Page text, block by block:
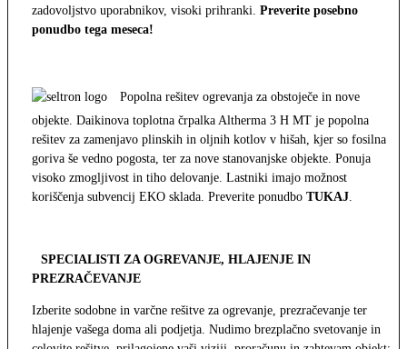
zadovoljstvo uporabnikov, visoki prihranki. Preverite posebno
ponudbo tega meseca!
Popolna rešitev ogrevanja za obstoječe in nove
objekte. Daikinova toplotna črpalka Altherma 3 H MT je popolna
rešitev za zamenjavo plinskih in oljnih kotlov v hišah, kjer so fosilna
goriva še vedno pogosta, ter za nove stanovanjske objekte. Ponuja
visoko zmogljivost in tiho delovanje. Lastniki imajo možnost
koriščenja subvencij EKO sklada. Preverite ponudbo TUKAJ.
SPECIALISTI ZA OGREVANJE, HLAJENJE IN
PREZRAČEVANJE
Izberite sodobne in varčne rešitve za ogrevanje, prezračevanje ter
hlajenje vašega doma ali podjetja. Nudimo brezplačno svetovanje in